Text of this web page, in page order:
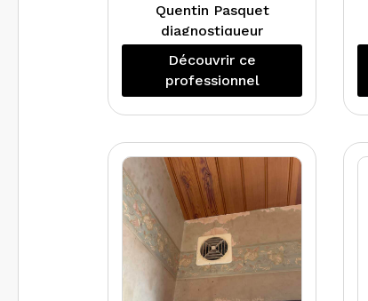
Quentin Pasquet
diagnostiqueur
immobilier à son
compte depuis mi
Septembre 2024 en
Dordogne et Lot
Découvrir ce
professionnel